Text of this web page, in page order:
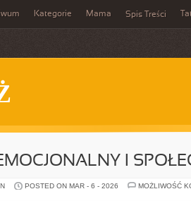
Kategorie Mama Spis Treści
I
POSTED ON MAR - 6 - 2026
MOŻLIWOŚĆ